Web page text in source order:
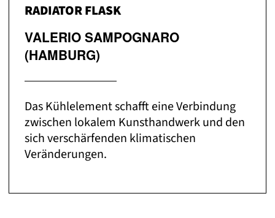
RADIATOR FLASK
VALERIO SAMPOGNARO
(HAMBURG)
Das Kühlelement schafft eine Verbindung
zwischen lokalem Kunsthandwerk und den
sich verschärfenden klimatischen
Veränderungen.